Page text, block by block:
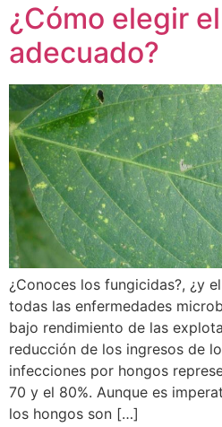
¿Cómo elegir
adecuado?
¿Conoces los fungicidas?, ¿y
todas las enfermedades
bajo rendimiento de las
reducción de los ingresos de
infecciones por hongos
70 y el 80%. Aunque es
los hongos son […]